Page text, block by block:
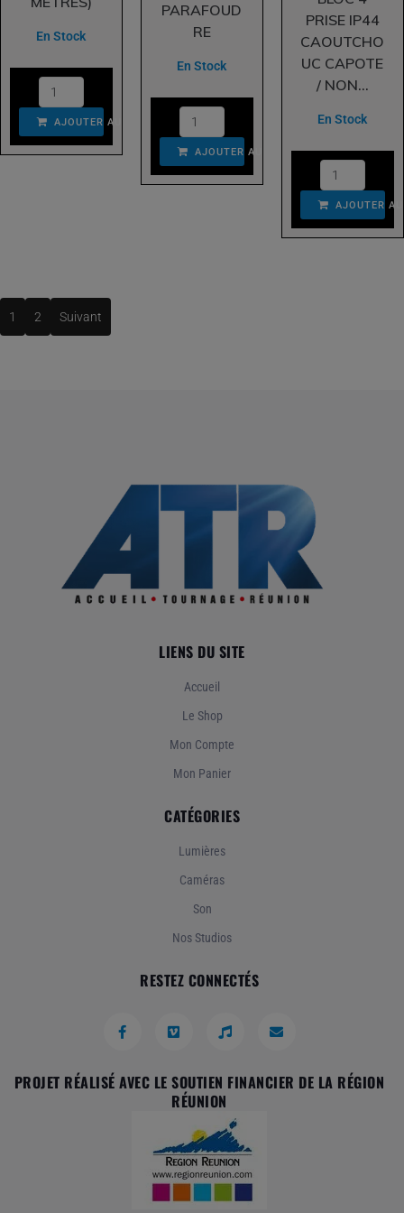
En Stock
AJOUTER AU PANIER
PARAFOUD
RE
En Stock
AJOUTER AU PANIER
PRISE IP44
CAOUTCHO
UC CAPOTE
/ NON...
En Stock
AJOUTER
1 2 Suivant
LIENS DU SITE
Accueil
Le Shop
Mon Compte
Mon Panier
CATÉGORIES
Lumières
Caméras
Son
Nos Studios
RESTEZ CONNECTÉS
PROJET RÉALISÉ AVEC LE SOUTIEN FINANCIER DE LA RÉGION
RÉUNION